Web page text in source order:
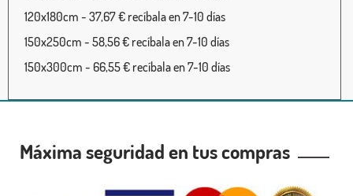
120x180cm - 37,67 € recíbala en 7-10 días
150x250cm - 58,56 € recíbala en 7-10 días
150x300cm - 66,55 € recíbala en 7-10 días
Máxima seguridad en tus compras